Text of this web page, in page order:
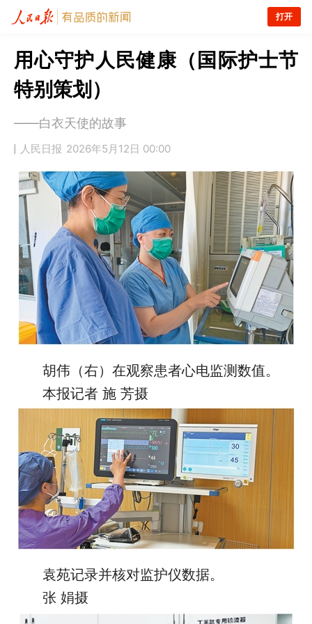
打开
用心守护人民健康（国际护士节
特别策划）
——白衣天使的故事
人民日报 2026年5月12日 00:00
胡伟（右）在观察患者心电监测数值。
本报记者 施 芳摄
袁苑记录并核对监护仪数据。
张 娟摄